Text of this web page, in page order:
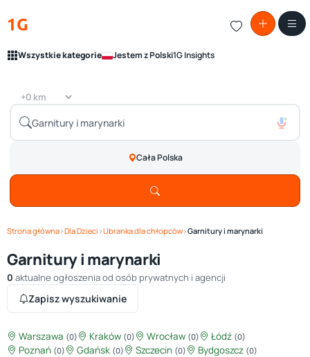
1G
Wszystkie kategorie Jestem z Polski1G Insights
Cała Polska
Strona główna›Dla Dzieci ›Ubranka dla chłopców›Garnitury i marynarki
Garnitury i marynarki
0 aktualne ogłoszenia od osób prywatnych i agencji
Zapisz wyszukiwanie
Warszawa (0) Kraków (0) Wrocław (0) Łódź (0)
Poznań (0) Gdańsk (0) Szczecin (0) Bydgoszcz (0)